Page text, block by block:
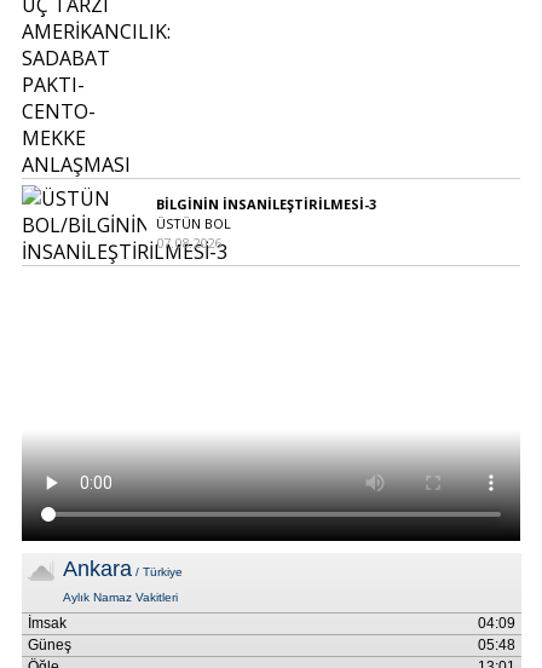
BİLGİNİN İNSANİLEŞTİRİLMESİ-3
ÜSTÜN BOL
07.08.2026